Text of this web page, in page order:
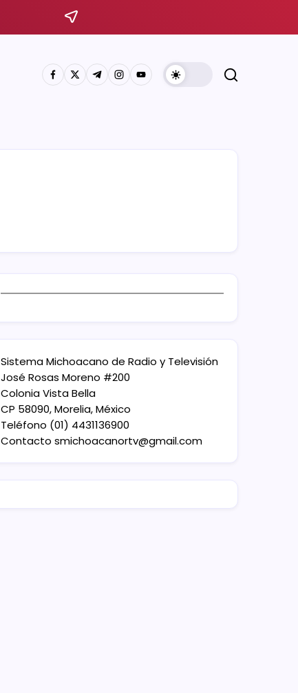
Sistema Michoacano de Radio y Televisión
José Rosas Moreno #200
Colonia Vista Bella
CP 58090, Morelia, México
Teléfono (01) 4431136900
Contacto smichoacanortv@gmail.com